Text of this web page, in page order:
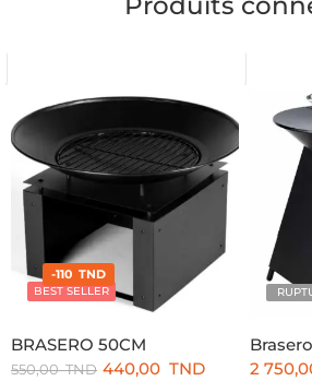
BRASERO 50CM
BEST SELLER
-110 TND
550,00TND 440,00 TND 2